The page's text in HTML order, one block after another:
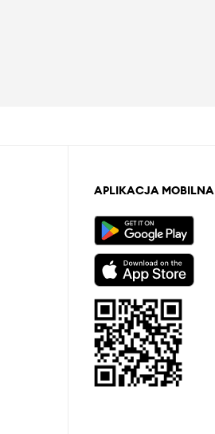
APLIKACJA MOBILNA